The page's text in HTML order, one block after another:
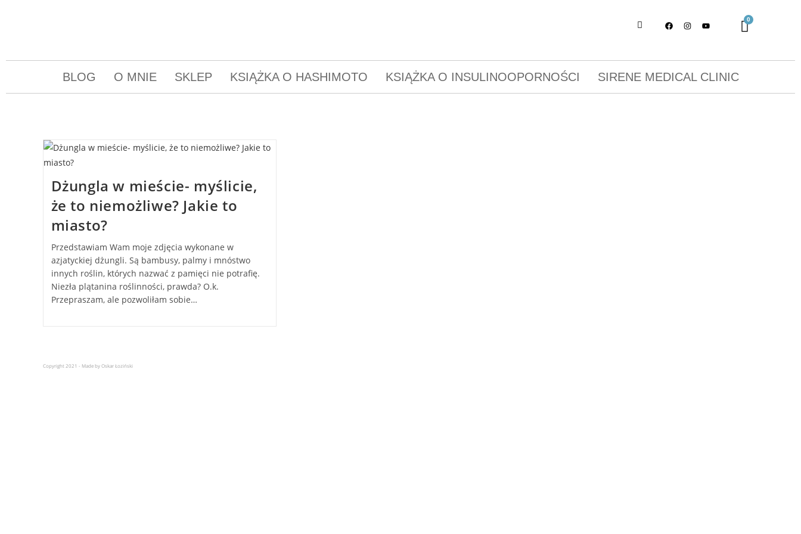
BLOG O MNIE SKLEP KSIĄŻKA O HASHIMOTO KSIĄŻKA O INSULINOOPORNOŚCI SIRENE MEDICAL CLINIC
Dżungla w mieście- myślicie,
że to niemożliwe? Jakie to
miasto?
Przedstawiam Wam moje zdjęcia wykonane w
azjatyckiej dżungli. Są bambusy, palmy i mnóstwo
innych roślin, których nazwać z pamięci nie potrafię.
Niezła plątanina roślinności, prawda? O.k.
Przepraszam, ale pozwoliłam sobie…
Copyright 2021 - Made by Oskar Łoziński